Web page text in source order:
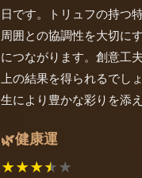
日です。トリュフの持つ
周囲との協調性を大切に
につながります。創意工
上の結果を得られるでし
生により豊かな彩りを添
🌿健康運
★★★★★